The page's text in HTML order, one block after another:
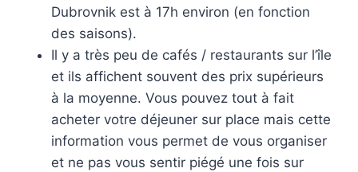
Dubrovnik est à 17h environ (en fonction
des saisons).
Il y a très peu de cafés / restaurants sur l’île
et ils affichent souvent des prix supérieurs
à la moyenne. Vous pouvez tout à fait
acheter votre déjeuner sur place mais cette
information vous permet de vous organiser
et ne pas vous sentir piégé une fois sur